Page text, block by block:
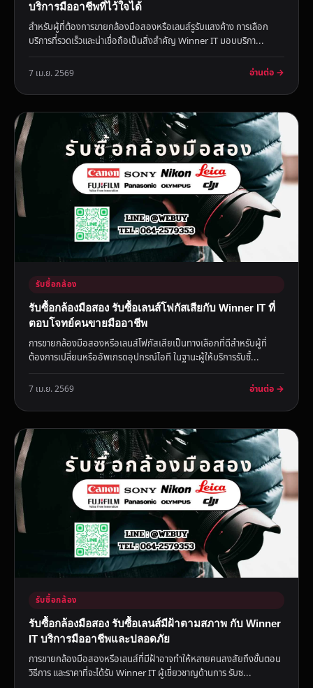
บริการมืออาชีพที่ไว้ใจได้
สำหรับผู้ที่ต้องการขายกล้องมือสองหรือเลนส์รูรับแสงค้าง การเลือก
บริการที่รวดเร็วและน่าเชื่อถือเป็นสิ่งสำคัญ Winner IT มอบบริกา...
7 เม.ย. 2569 อ่านต่อ →
รับซื้อกล้อง
รับซื้อกล้องมือสอง รับซื้อเลนส์โฟกัสเสียกับ Winner IT ที่
ตอบโจทย์คนขายมืออาชีพ
การขายกล้องมือสองหรือเลนส์โฟกัสเสียเป็นทางเลือกที่ดีสำหรับผู้ที่
ต้องการเปลี่ยนหรืออัพเกรดอุปกรณ์ไอที ในฐานะผู้ให้บริการรับซื้...
7 เม.ย. 2569 อ่านต่อ →
รับซื้อกล้อง
รับซื้อกล้องมือสอง รับซื้อเลนส์มีฝ้าตามสภาพ กับ Winner
IT บริการมืออาชีพและปลอดภัย
การขายกล้องมือสองหรือเลนส์ที่มีฝ้าอาจทำให้หลายคนสงสัยถึงขั้นตอน
วิธีการ และราคาที่จะได้รับ Winner IT ผู้เชี่ยวชาญด้านการ รับซ...